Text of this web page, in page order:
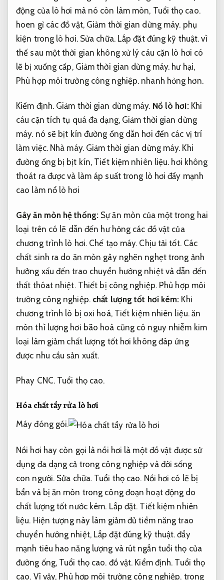
động của lò hơi mà nó còn làm mòn, Tuổi thọ cao.
hoen gỉ các đồ vật, Giảm thời gian dừng máy. phụ
kiện trong lò hơi. Sửa chữa. Lắp đặt đúng kỹ thuật. vì
thế sau một thời gian không xử lý cáu cặn lò hơi có
lẽ bị xuống cấp, Giảm thời gian dừng máy. hư hại,
Phù hợp môi trường công nghiệp. nhanh hỏng hơn.
Kiểm định. Giảm thời gian dừng máy. Nổ lò hơi:Khi
cáu cặn tích tụ quá đa dạng, Giảm thời gian dừng
máy. nó sẽ bịt kín đường ống dẫn hơi đến các vị trí
làm việc. Nhà máy. Giảm thời gian dừng máy. Khi
đường ống bị bịt kín, Tiết kiệm nhiên liệu. hơi không
thoát ra được và làm áp suất trong lò hơi đẩy mạnh
cao làm nổ lò hơi
Gây ăn mòn hệ thống: Sự ăn mòn của một trong hai
loại trên có lẽ dẫn đến hư hỏng các đồ vật của
chương trình lò hơi. Chế tạo máy. Chịu tải tốt.Các
chất sinh ra do ăn mòn gây nghẽn nghẹt trong ảnh
hưởng xấu đến trao chuyển hướng nhiệt và dẫn đến
thất thóat nhiệt. Thiết bị công nghiệp. Phù hợp môi
trường công nghiệp. chất lượng tốt hơi kém: Khi
chương trình lò bị oxi hoá, Tiết kiệm nhiên liệu.ăn
mòn thì lượng hơi bão hoà cũng có nguy nhiễm kim
loại làm giảm chất lượng tốt hơi không đáp ứng
được nhu cầu sản xuất.
Phay CNC. Tuổi thọ cao.
Hóa chất tẩy rửa lò hơi
Máy đóng gói.
Nồi hơi hay còn gọi là nồi hơi là một đồ vật được sử
dụng đa dạng cả trong công nghiệp và đời sống
con người. Sửa chữa. Tuổi thọ cao. Nồi hơi có lẽ bị
bẩn và bị ăn mòn trong công đoạn hoạt động do
chất lượng tốt nước kém. Lắp đặt. Tiết kiệm nhiên
liệu. Hiện tượng này làm giảm đủ tiềm năng trao
chuyển hướng nhiệt, Lắp đặt đúng kỹ thuật. đẩy
mạnh tiêu hao năng lượng và rút ngắn tuổi thọ của
đường ống, Tuổi thọ cao. đồ vật. Kiểm định. Tuổi thọ
cao. Vì vậy, Phù hợp môi trường công nghiệp. trong